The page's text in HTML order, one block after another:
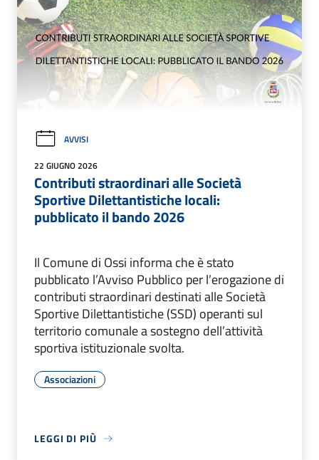
AVVISI
22 GIUGNO 2026
Contributi straordinari alle Società
Sportive Dilettantistiche locali:
pubblicato il bando 2026
Il Comune di Ossi informa che è stato
pubblicato l’Avviso Pubblico per l’erogazione di
contributi straordinari destinati alle Società
Sportive Dilettantistiche (SSD) operanti sul
territorio comunale a sostegno dell’attività
sportiva istituzionale svolta.
Associazioni
LEGGI DI PIÙ